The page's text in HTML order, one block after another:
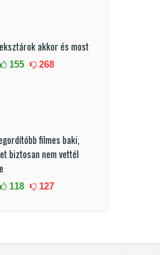
akkor és most
155 268
filmes baki,
biztosan nem vettél
118 127